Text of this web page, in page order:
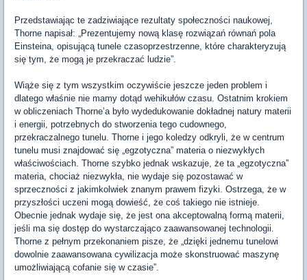
Przedstawiając te zadziwiające rezultaty społeczności naukowej,
Thorne napisał: „Prezentujemy nową klasę rozwiązań równań pola
Einsteina, opisującą tunele czasoprzestrzenne, które charakteryzują
się tym, że mogą je przekraczać ludzie”.
Wiąże się z tym wszystkim oczywiście jeszcze jeden problem i
dlatego właśnie nie mamy dotąd wehikułów czasu. Ostatnim krokiem
w obliczeniach Thorne’a było wydedukowanie dokładnej natury materii
i energii, potrzebnych do stworzenia tego cudownego,
przekraczalnego tunelu. Thorne i jego koledzy odkryli, że w centrum
tunelu musi znajdować się „egzotyczna” materia o niezwykłych
właściwościach. Thorne szybko jednak wskazuje, że ta „egzotyczna”
materia, chociaż niezwykła, nie wydaje się pozostawać w
sprzeczności z jakimkolwiek znanym prawem fizyki. Ostrzega, że w
przyszłości uczeni mogą dowieść, że coś takiego nie istnieje.
Obecnie jednak wydaje się, że jest ona akceptowalną formą materii,
jeśli ma się dostęp do wystarczająco zaawansowanej technologii.
Thorne z pełnym przekonaniem pisze, że „dzięki jednemu tunelowi
dowolnie zaawansowana cywilizacja może skonstruować maszynę
umożliwiającą cofanie się w czasie”.